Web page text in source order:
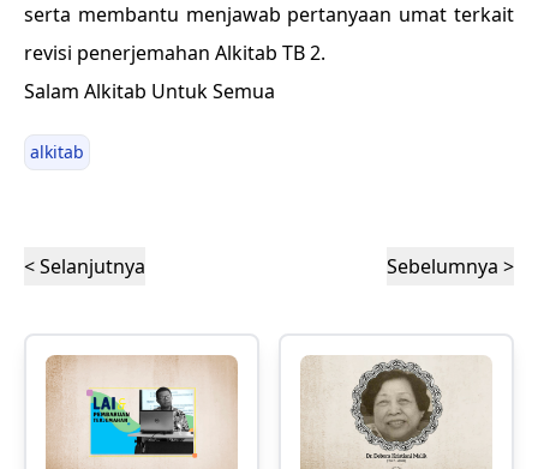
serta membantu menjawab pertanyaan umat terkait
revisi penerjemahan Alkitab TB 2.
Salam Alkitab Untuk Semua
alkitab
< Selanjutnya Sebelumnya >